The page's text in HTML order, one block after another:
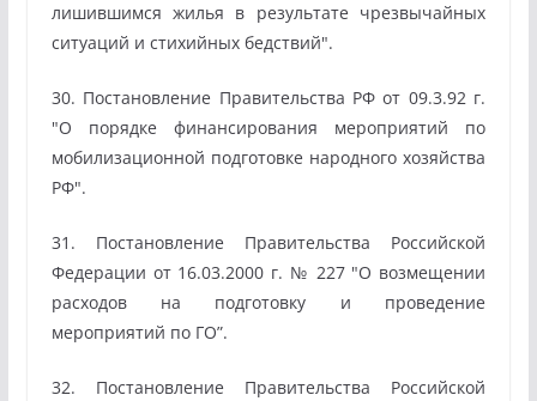
лишившимся жилья в результате чрезвычайных
ситуаций и стихийных бедствий".
30. Постановление Правительства РФ от 09.3.92 г.
"О порядке финансирования мероприятий по
мобилизационной подготовке народного хозяйства
РФ".
31. Постановление Правительства Российской
Федерации от 16.03.2000 г. № 227 "О возмещении
расходов на подготовку и проведение
мероприятий по ГО”.
32. Постановление Правительства Российской